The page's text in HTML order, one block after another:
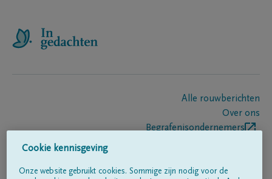
Alle rouwberichten
Over ons
Begrafenisondernemers
Cookie kennisgeving
Onze website gebruikt cookies. Sommige zijn nodig voor de